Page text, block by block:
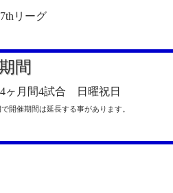
リーグ
間
ヶ月間4試合 日曜祝日
開催期間は延長する事があります。